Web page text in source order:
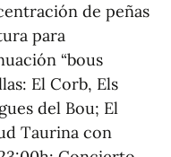
de peñas
para
“bous
El Corb, Els
del Bou; El
Taurina con